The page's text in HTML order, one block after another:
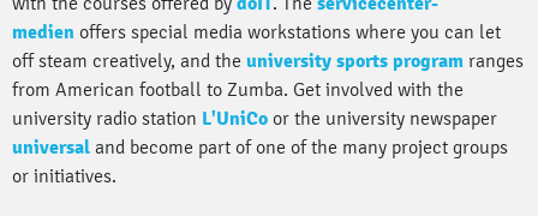
medien offers special media workstations where you can let
off steam creatively, and the university sports program ranges
from American football to Zumba. Get involved with the
university radio station L'UniCo or the university newspaper
universal and become part of one of the many project groups
or initiatives.